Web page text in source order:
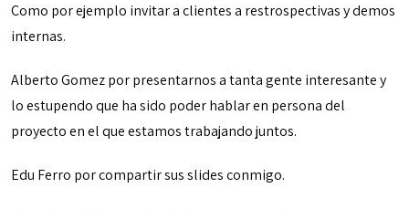
Como por ejemplo invitar a clientes a restrospectivas y demos
internas.
Alberto Gomez por presentarnos a tanta gente interesante y
lo estupendo que ha sido poder hablar en persona del
proyecto en el que estamos trabajando juntos.
Edu Ferro por compartir sus slides conmigo.